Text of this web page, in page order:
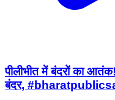
पीलीभीत में बंदरों का
बंदर,